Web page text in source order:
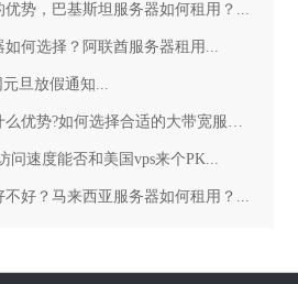
优势，巴基斯坦服务器如何租用？...
何选择？阿联酋服务器租用...
元旦放假通知...
大带宽服务器有什么优势?如何选择合适的大带宽服务器？...
问速度能否和美国vps来个PK...
好？马来西亚服务器如何租用？...